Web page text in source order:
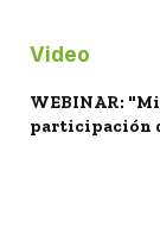
Video
WEBINAR:
participación